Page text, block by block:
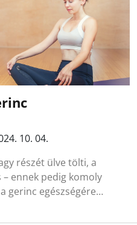
10. 04.
részét ülve tölti, a
ennek pedig komoly
gerinc egészségére…